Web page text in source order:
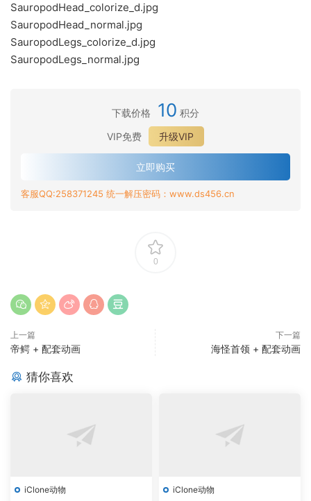
SauropodHead_colorize_d.jpg
SauropodHead_normal.jpg
SauropodLegs_colorize_d.jpg
SauropodLegs_normal.jpg
下载价格 10 积分
VIP免费
升级VIP
立即购买
客服QQ:258371245 统一解压密码：www.ds456.cn
0
上一篇
帝鳄 + 配套动画
下一篇
海怪首领 + 配套动画
猜你喜欢
iClone动物 iClone动物